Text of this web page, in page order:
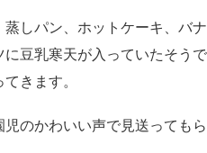
しパン、ホットケーキ、バ
豆乳寒天が入っていたそう
きます。
のかわいい声で見送ってもら